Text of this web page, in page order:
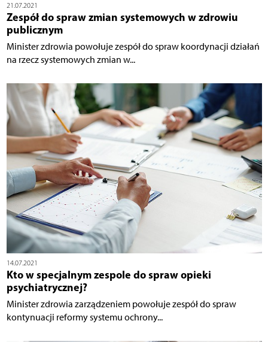
21.07.2021
Zespół do spraw zmian systemowych w zdrowiu
publicznym
Minister zdrowia powołuje zespół do spraw koordynacji działań
na rzecz systemowych zmian w...
14.07.2021
Kto w specjalnym zespole do spraw opieki
psychiatrycznej?
Minister zdrowia zarządzeniem powołuje zespół do spraw
kontynuacji reformy systemu ochrony...